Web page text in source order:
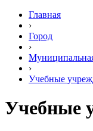
Главная
›
Город
›
›
Учебные
Учебные